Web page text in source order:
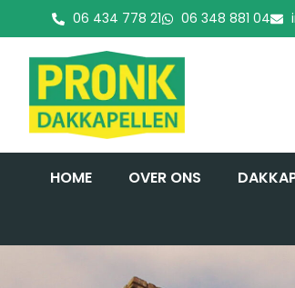
06 434 778 21 06 348 881 04
HOME OVER ONS